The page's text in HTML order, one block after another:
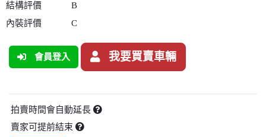
結構評價
B
內裝評價
C
會員登入 我要買賣車輛
拍賣時間會自動延長
賣家可提前結束